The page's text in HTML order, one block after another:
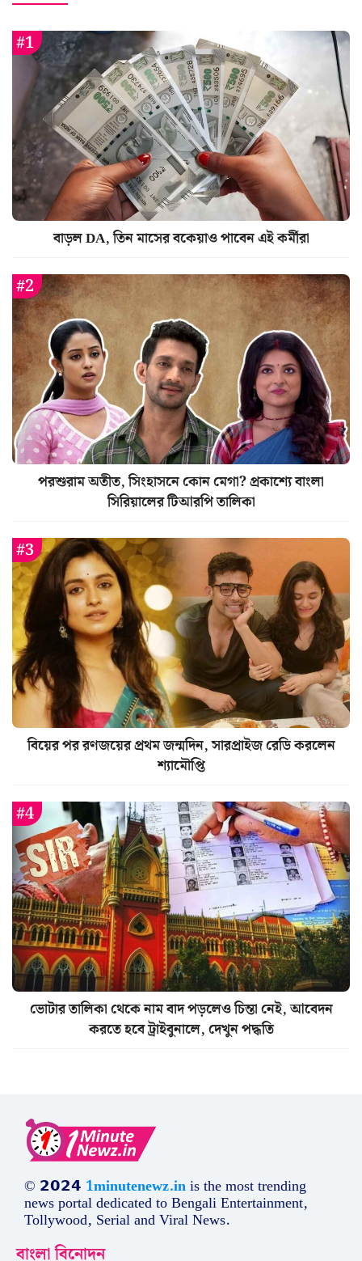
বাড়ল DA, তিন মাসের বকেয়াও পাবেন এই কর্মীরা
পরশুরাম অতীত, সিংহাসনে কোন মেগা? প্রকাশ্যে বাংলা
সিরিয়ালের টিআরপি তালিকা
বিয়ের পর রণজয়ের প্রথম জন্মদিন, সারপ্রাইজ রেডি করলেন
শ্যামৌপ্তি
ভোটার তালিকা থেকে নাম বাদ পড়লেও চিন্তা নেই, আবেদন
করতে হবে ট্রাইবুনালে, দেখুন পদ্ধতি
© 𝟮𝟬𝟮𝟰 1minutenewz.inis the most trending
news portal dedicated to Bengali Entertainment,
Tollywood, Serial and Viral News.
বাংলা বিনোদন